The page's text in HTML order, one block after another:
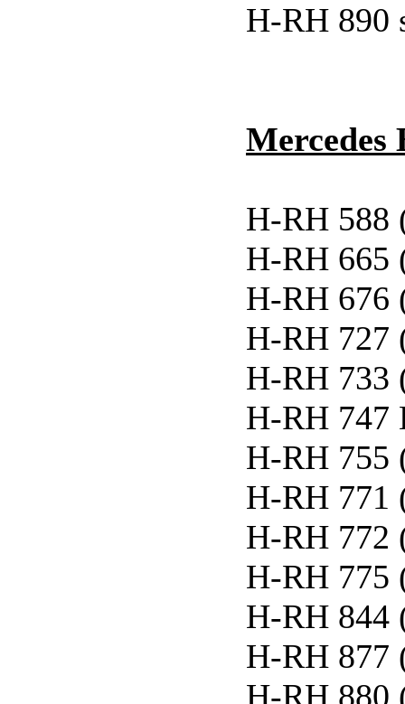
H-RH 890
Mercedes
H-RH 588
H-RH 665
H-RH 676
H-RH 727
H-RH 733
H-RH 747
H-RH 755
H-RH 771
H-RH 772
H-RH 775
H-RH 844
H-RH 877
H-RH 880